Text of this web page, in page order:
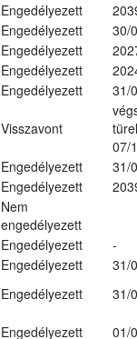
Engedélyezett
Engedélyezett
30/
Engedélyezett
Engedélyezett
Engedélyezett 31/
Visszavont
07/
Engedélyezett
31/
Engedélyezett
Nem
engedélyezett
Engedélyezett
-
Engedélyezett
31/
Engedélyezett
31/
Engedélyezett 01/